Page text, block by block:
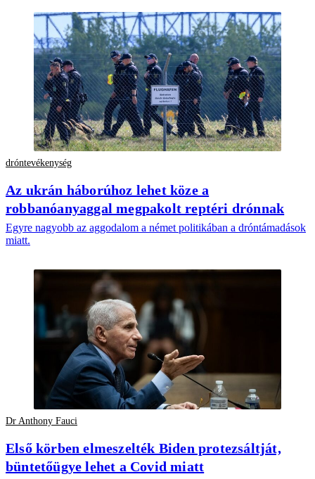
dróntevékenység
Az ukrán háborúhoz lehet köze a
robbanóanyaggal megpakolt reptéri drónnak
Egyre nagyobb az aggodalom a német politikában a dróntámadások
miatt.
Dr Anthony Fauci
Első körben elmeszelték Biden protezsáltját,
büntetőügye lehet a Covid miatt